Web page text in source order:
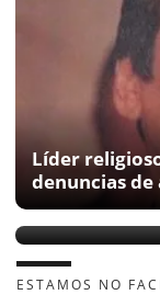
Líder
denuncias de
Alberto
ESTAMOS NO